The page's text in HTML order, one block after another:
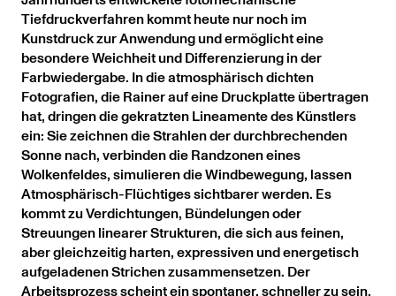
Tiefdruckverfahren kommt heute nur noch im
Kunstdruck zur Anwendung und ermöglicht eine
besondere Weichheit und Differenzierung in der
Farbwiedergabe. In die atmosphärisch dichten
Fotografien, die Rainer auf eine Druckplatte übertragen
hat, dringen die gekratzten Lineamente des Künstlers
ein: Sie zeichnen die Strahlen der durchbrechenden
Sonne nach, verbinden die Randzonen eines
Wolkenfeldes, simulieren die Windbewegung, lassen
Atmosphärisch-Flüchtiges sichtbarer werden. Es
kommt zu Verdichtungen, Bündelungen oder
Streuungen linearer Strukturen, die sich aus feinen,
aber gleichzeitig harten, expressiven und energetisch
aufgeladenen Strichen zusammensetzen. Der
Arbeitsprozess scheint ein spontaner, schneller zu sein,